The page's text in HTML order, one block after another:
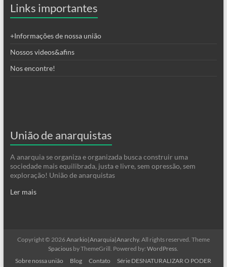
Links importantes
+Informações de nossa união
Nossos videos&afins
Nos encontre!
União de anarquistas
A anarquia se organiza e organizada busca construir uma
sociedade mais equilibrada, justa e livre, sem opressão, sem
exploração! União de anarquistas
Ler mais
Copyright © 2026Anarkio|Anarquia|Anarchy. All rights reserved. Theme
Spacious by ThemeGrill. Powered by:WordPress
Sobre nossa união
Blog Contato Série DESNATURALIZAR O PODER